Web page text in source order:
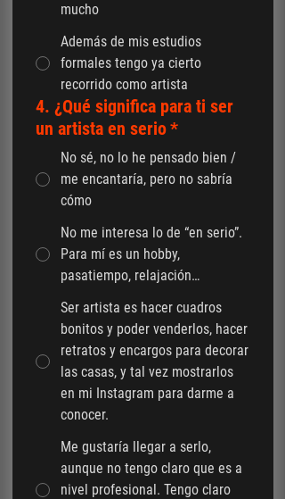
mucho
Además de mis estudios
formales tengo ya cierto
recorrido como artista
4. ¿Qué significa para ti ser
un artista en serio*
No sé, no lo he pensado bien /
me encantaría, pero no sabría
cómo
No me interesa lo de “en serio”.
Para mí es un hobby,
pasatiempo, relajación…
Ser artista es hacer cuadros
bonitos y poder venderlos, hacer
retratos y encargos para decorar
las casas, y tal vez mostrarlos
en mi Instagram para darme a
conocer.
Me gustaría llegar a serlo,
aunque no tengo claro que es a
nivel profesional. Tengo claro